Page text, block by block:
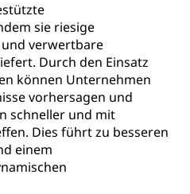
sie riesige
verwertbare
Durch den Einsatz
können Unternehmen
vorhersagen und
schneller und mit
Dies führt zu besseren
einem